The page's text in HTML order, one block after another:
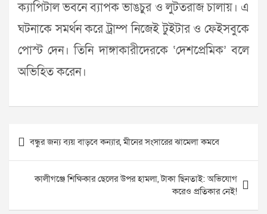
ক্যাপিটাল ভবনে ব্যাপক ভাঙচুর ও লুটতরাজ চালায়। এ
ঘটনাকে সমর্থন করে ট্রাম্প নিজেই টুইটার ও ফেইসবুকে
পোস্ট দেন। তিনি দাঙ্গাকারীদেরকে ‘দেশপ্রেমিক’ বলে
অভিহিত করেন।
Post
navigation
বন্ধুর জন্য ব্যয় বাড়বে কন্যার, মীনের সংসারের ঝামেলা কমবে
কালীগঞ্জে শিক্ষিকার ছেলের উপর হামলা, টাকা ছিনতাই: অভিযোগ
করেও প্রতিকার নেই!